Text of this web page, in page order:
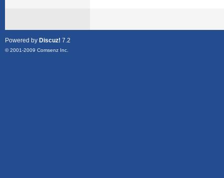
Powered by Discuz! 7.2
© 2001-2009 Comsenz Inc.